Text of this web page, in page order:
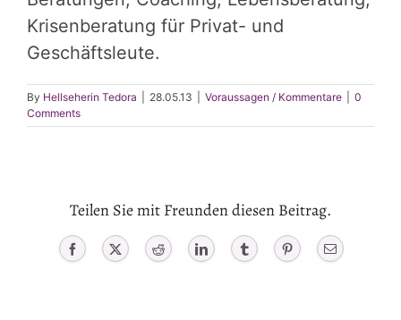
Krisenberatung für Privat- und
Geschäftsleute.
By Hellseherin Tedora 28.05.13 Voraussagen / Kommentare
0
Comments
Teilen Sie mit Freunden diesen Beitrag.
Facebook X Reddit LinkedIn Tumblr PinterestEmail